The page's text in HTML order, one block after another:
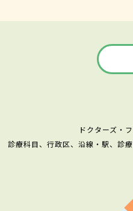
ドクターズ・
診療科目、行政区、沿線・駅、診